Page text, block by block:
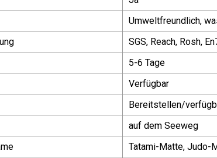
Umweltfreundlich,
SGS, Reach, Rosh,
5-6 Tage
Verfügbar
Bereitstellen/
auf dem Seeweg
Tatami-Matte, Judo-